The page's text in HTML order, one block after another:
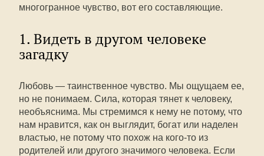
многогранное чувство, вот его составляющие.
1. Видеть в другом человеке
загадку
Любовь — таинственное чувство. Мы ощущаем ее,
но не понимаем. Сила, которая тянет к человеку,
необъяснима. Мы стремимся к нему не потому, что
нам нравится, как он выглядит, богат или наделен
властью, не потому что похож на кого-то из
родителей или другого значимого человека. Если